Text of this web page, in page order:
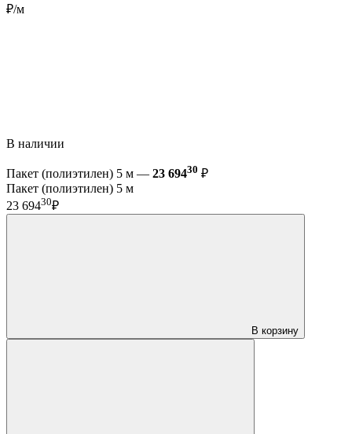
₽/м
В наличии
Пакет (полиэтилен) 5 м — 23 69430 ₽
Пакет (полиэтилен) 5 м
23 69430₽
В корзину